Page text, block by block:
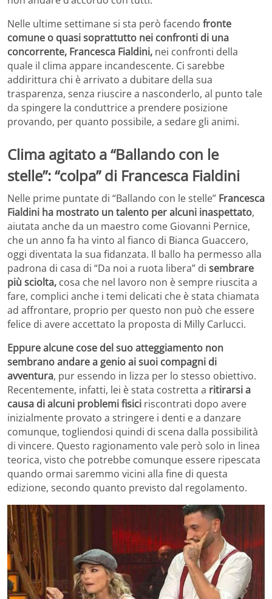
Nelle ultime settimane si sta però facendo fronte
comune o quasi soprattutto nei confronti di una
concorrente, Francesca Fialdini, nei confronti della
quale il clima appare incandescente. Ci sarebbe
addirittura chi è arrivato a dubitare della sua
trasparenza, senza riuscire a nasconderlo, al punto tale
da spingere la conduttrice a prendere posizione
provando, per quanto possibile, a sedare gli animi.
Clima agitato a “Ballando con le
stelle”: “colpa” di Francesca Fialdini
Nelle prime puntate di “Ballando con le stelle” Francesca
Fialdini ha mostrato un talento per alcuni inaspettato,
aiutata anche da un maestro come Giovanni Pernice,
che un anno fa ha vinto al fianco di Bianca Guaccero,
oggi diventata la sua fidanzata. Il ballo ha permesso alla
padrona di casa di “Da noi a ruota libera” di sembrare
più sciolta, cosa che nel lavoro non è sempre riuscita a
fare, complici anche i temi delicati che è stata chiamata
ad affrontare, proprio per questo non può che essere
felice di avere accettato la proposta di Milly Carlucci.
Eppure alcune cose del suo atteggiamento non
sembrano andare a genio ai suoi compagni di
avventura, pur essendo in lizza per lo stesso obiettivo.
Recentemente, infatti, lei è stata costretta a ritirarsi a
causa di alcuni problemi fisici riscontrati dopo avere
inizialmente provato a stringere i denti e a danzare
comunque, togliendosi quindi di scena dalla possibilità
di vincere. Questo ragionamento vale però solo in linea
teorica, visto che potrebbe comunque essere ripescata
quando ormai saremmo vicini alla fine di questa
edizione, secondo quanto previsto dal regolamento.